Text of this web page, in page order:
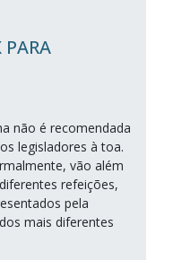
PARA
não é recomendada
legisladores à toa.
vão além
refeições,
pela
mais diferentes